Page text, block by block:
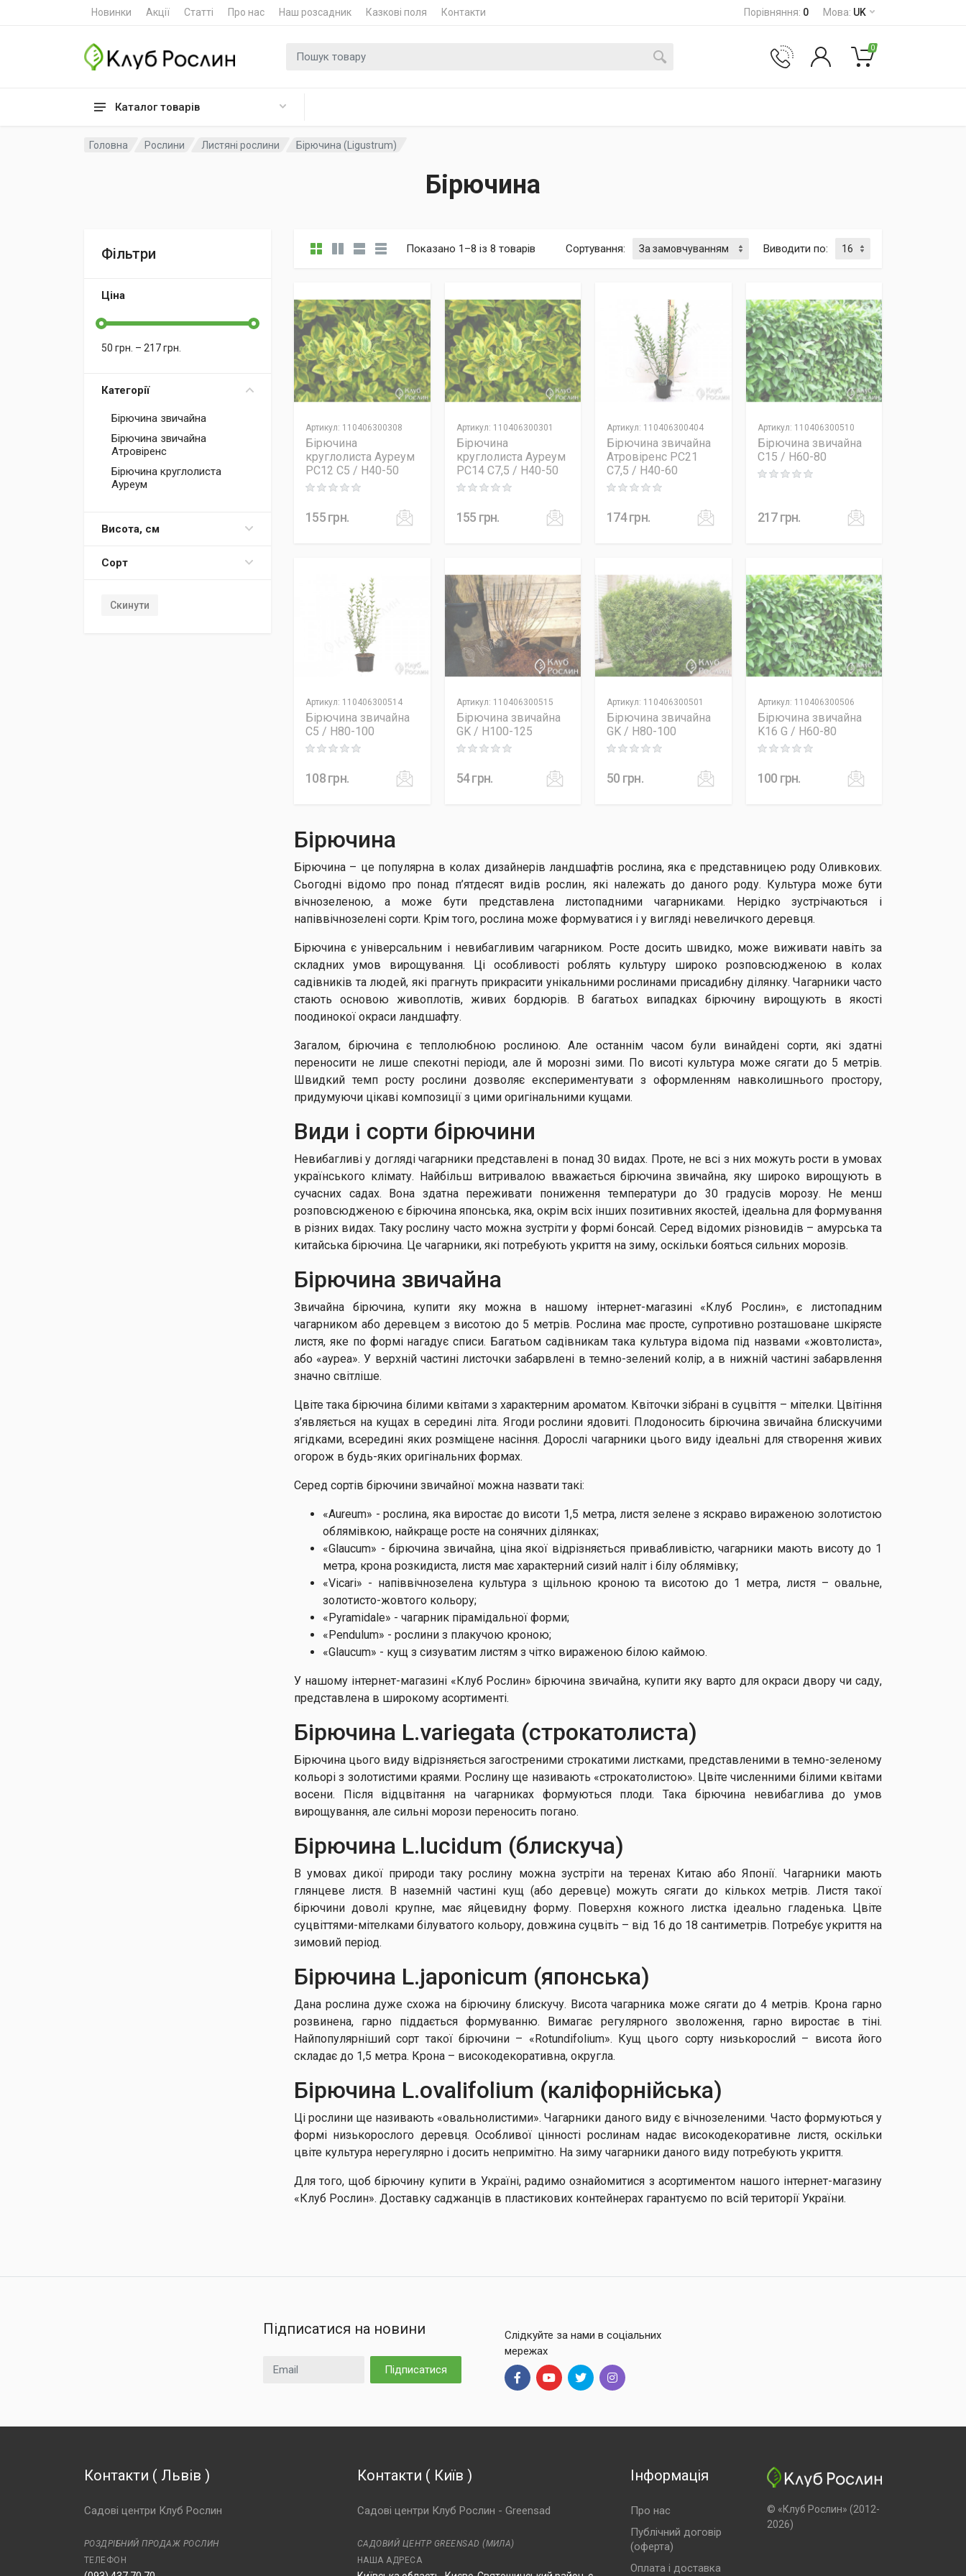
Новинки Акції Статті Про нас Наш розсадник Казкові поля Контакти Порівняння: 0 Мова: UK
Каталог товарів
Пошук для 0
Головна Рослини Листяні рослини Бірючина (Ligustrum)
Бірючина
Фільтри
Ціна
50 грн. – 217грн.
Категорії
Бірючина звичайна
Бірючина звичайна
Атровіренс
Бірючина круглолиста
Ауреум
Висота, см
Сорт
Скинути
Показано 1–8 із 8 товарів Сортування: Виводити по:
Артикул: 110406300308
Бірючина
круглолиста Ауреум
PC12 C5 / H40-50
Rating: 0 out of 5
155грн.
Артикул: 110406300301
Бірючина
круглолиста Ауреум
PC14 C7,5 / H40-50
Rating: 0 out of 5
155 грн.
Артикул: 110406300404
Бірючина звичайна
Атровіренс PC21
C7,5 / H40-60
Rating: 0 out of 5
174грн.
Артикул: 110406300510
Бірючина звичайна
C15 / H60-80
Rating: 0 out of 5
217 грн.
Артикул: 110406300514
Бірючина звичайна
C5 / H80-100
Rating: 0 out of 5
108грн.
Артикул: 110406300515
Бірючина звичайна
GK / H100-125
Rating: 0 out of 5
54грн.
Артикул: 110406300501
Бірючина звичайна
GK / H80-100
Rating: 0 out of 5
50 грн.
Артикул: 110406300506
Бірючина звичайна
K16 G / H60-80
Rating: 0 out of 5
100 грн.
Бірючина
Бірючина – це популярна в колах дизайнерів ландшафтів рослина, яка є представницею роду Оливкових.
Сьогодні відомо про понад п’ятдесят видів рослин, які належать до даного роду. Культура може бути
вічнозеленою, а може бути представлена листопадними чагарниками. Нерідко зустрічаються і
напіввічнозелені сорти. Крім того, рослина може формуватися і у вигляді невеличкого деревця.
Бірючина є універсальним і невибагливим чагарником. Росте досить швидко, може виживати навіть за
складних умов вирощування. Ці особливості роблять культуру широко розповсюдженою в колах
садівників та людей, які прагнуть прикрасити унікальними рослинами присадибну ділянку. Чагарники часто
стають основою живоплотів, живих бордюрів. В багатьох випадках бірючину вирощують в якості
поодинокої окраси ландшафту.
Загалом, бірючина є теплолюбною рослиною. Але останнім часом були винайдені сорти, які здатні
переносити не лише спекотні періоди, але й морозні зими. По висоті культура може сягати до 5 метрів.
Швидкий темп росту рослини дозволяє експериментувати з оформленням навколишнього простору,
придумуючи цікаві композиції з цими оригінальними кущами.
Види і сорти бірючини
Невибагливі у догляді чагарники представлені в понад 30 видах. Проте, не всі з них можуть рости в умовах
українського клімату. Найбільш витривалою вважається бірючина звичайна, яку широко вирощують в
сучасних садах. Вона здатна переживати пониження температури до 30 градусів морозу. Не менш
розповсюдженою є бірючина японська, яка, окрім всіх інших позитивних якостей, ідеальна для формування
в різних видах. Таку рослину часто можна зустріти у формі бонсай. Серед відомих різновидів – амурська та
китайська бірючина. Це чагарники, які потребують укриття на зиму, оскільки бояться сильних морозів.
Бірючина звичайна
Звичайна бірючина, купити яку можна в нашому інтернет-магазині «Клуб Рослин», є листопадним
чагарником або деревцем з висотою до 5 метрів. Рослина має просте, супротивно розташоване шкірясте
листя, яке по формі нагадує списи. Багатьом садівникам така культура відома під назвами «жовтолиста»,
або «ауреа». У верхній частині листочки забарвлені в темно-зелений колір, а в нижній частині забарвлення
значно світліше.
Цвіте така бірючина білими квітами з характерним ароматом. Квіточки зібрані в суцвіття – мітелки. Цвітіння
з’являється на кущах в середині літа. Ягоди рослини ядовиті. Плодоносить бірючина звичайна блискучими
ягідками, всередині яких розміщене насіння. Дорослі чагарники цього виду ідеальні для створення живих
огорож в будь-яких оригінальних формах.
Серед сортів бірючини звичайної можна назвати такі:
«Aureum» - рослина, яка виростає до висоти 1,5 метра, листя зелене з яскраво вираженою золотистою
облямівкою, найкраще росте на сонячних ділянках;
«Glaucum» - бірючина звичайна, ціна якої відрізняється привабливістю, чагарники мають висоту до 1
метра, крона розкидиста, листя має характерний сизий наліт і білу облямівку;
«Viсаri» - напіввічнозелена культура з щільною кроною та висотою до 1 метра, листя – овальне,
золотисто-жовтого кольору;
«Pyramidale» - чагарник пірамідальної форми;
«Pendulum» - рослини з плакучою кроною;
«Glaucum» - кущ з сизуватим листям з чітко вираженою білою каймою.
У нашому інтернет-магазині «Клуб Рослин» бірючина звичайна, купити яку варто для окраси двору чи саду,
представлена в широкому асортименті.
Бірючина L.vаriegаtа (строкатолиста)
Бірючина цього виду відрізняється загостреними строкатими листками, представленими в темно-зеленому
кольорі з золотистими краями. Рослину ще називають «строкатолистою». Цвіте численними білими квітами
восени. Після відцвітання на чагарниках формуються плоди. Така бірючина невибаглива до умов
вирощування, але сильні морози переносить погано.
Бірючина L.luсidum (блискуча)
В умовах дикої природи таку рослину можна зустріти на теренах Китаю або Японії. Чагарники мають
глянцеве листя. В наземній частині кущ (або деревце) можуть сягати до кількох метрів. Листя такої
бірючини доволі крупне, має яйцевидну форму. Поверхня кожного листка ідеально гладенька. Цвіте
суцвіттями-мітелками білуватого кольору, довжина суцвіть – від 16 до 18 сантиметрів. Потребує укриття на
зимовий період.
Бірючина L.jароnicum (японська)
Дана рослина дуже схожа на бірючину блискучу. Висота чагарника може сягати до 4 метрів. Крона гарно
розвинена, гарно піддається формуванню. Вимагає регулярного зволоження, гарно виростає в тіні.
Найпопулярніший сорт такої бірючини – «Rotundifolium». Кущ цього сорту низькорослий – висота його
складає до 1,5 метра. Крона – високодекоративна, округла.
Бірючина L.оvаlifоlium (каліфорнійська)
Ці рослини ще називають «овальнолистими». Чагарники даного виду є вічнозеленими. Часто формуються у
формі низькорослого деревця. Особливої цінності рослинам надає високодекоративне листя, оскільки
цвіте культура нерегулярно і досить непримітно. На зиму чагарники даного виду потребують укриття.
Для того, щоб бірючину купити в Україні, радимо ознайомитися з асортиментом нашого інтернет-магазину
«Клуб Рослин». Доставку саджанців в пластикових контейнерах гарантуємо по всій території України.
Підписатися на новини
Email Підписатися
Слідкуйте за нами в соціальних
мережах
Контакти ( Львів )
Садові центри Клуб Рослин
РОЗДРІБНИЙ ПРОДАЖ РОСЛИН
ТЕЛЕФОН
Контакти ( Київ )
Садові центри Клуб Рослин - Greensad
САДОВИЙ ЦЕНТР GREENSAD (МИЛА)
НАША АДРЕСА
Інформація
Про нас
Публічний договір
(оферта)
Оплата і доставка
© «Клуб Рослин» (2012-
2026)